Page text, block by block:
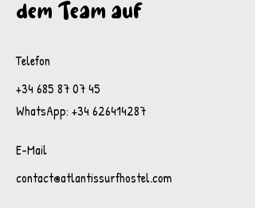
dem Team auf
Telefon
+34 685 87 07 45
WhatsApp: +34 626414287
E-Mail
contact@atlantissurfhostel.com